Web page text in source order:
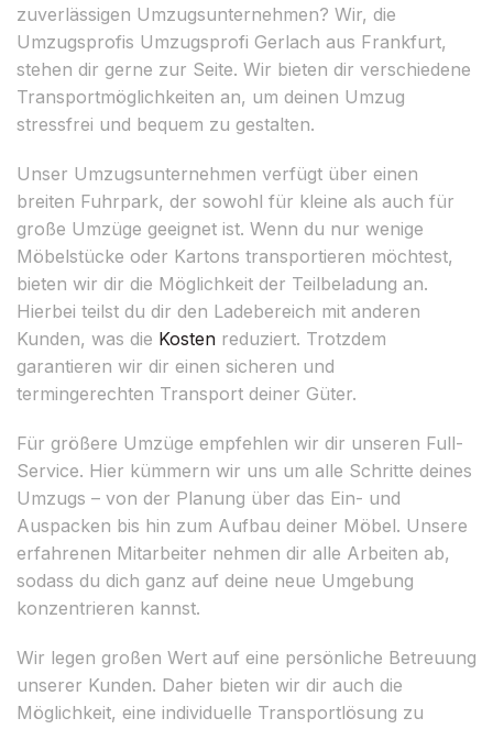
zuverlässigen Umzugsunternehmen? Wir, die
Umzugsprofis Umzugsprofi Gerlach aus Frankfurt,
stehen dir gerne zur Seite. Wir bieten dir verschiedene
Transportmöglichkeiten an, um deinen Umzug
stressfrei und bequem zu gestalten.
Unser Umzugsunternehmen verfügt über einen
breiten Fuhrpark, der sowohl für kleine als auch für
große Umzüge geeignet ist. Wenn du nur wenige
Möbelstücke oder Kartons transportieren möchtest,
bieten wir dir die Möglichkeit der Teilbeladung an.
Hierbei teilst du dir den Ladebereich mit anderen
Kunden, was die Kosten reduziert. Trotzdem
garantieren wir dir einen sicheren und
termingerechten Transport deiner Güter.
Für größere Umzüge empfehlen wir dir unseren Full-
Service. Hier kümmern wir uns um alle Schritte deines
Umzugs – von der Planung über das Ein- und
Auspacken bis hin zum Aufbau deiner Möbel. Unsere
erfahrenen Mitarbeiter nehmen dir alle Arbeiten ab,
sodass du dich ganz auf deine neue Umgebung
konzentrieren kannst.
Wir legen großen Wert auf eine persönliche Betreuung
unserer Kunden. Daher bieten wir dir auch die
Möglichkeit, eine individuelle Transportlösung zu